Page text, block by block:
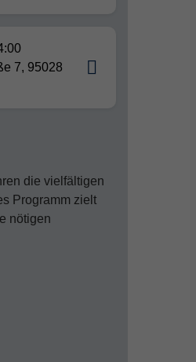
7, 95028
die vielfältigen
Programm zielt
nötigen